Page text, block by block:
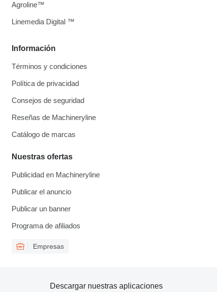
Información
Términos y condiciones
Política de privacidad
Consejos de seguridad
Reseñas de Machineryline
Catálogo de marcas
Nuestras ofertas
Publicidad en Machineryline
Publicar el anuncio
Publicar un banner
Programa de afiliados
Empresas
Agroline™
Linemedia Digital ™
Descargar nuestras aplicaciones